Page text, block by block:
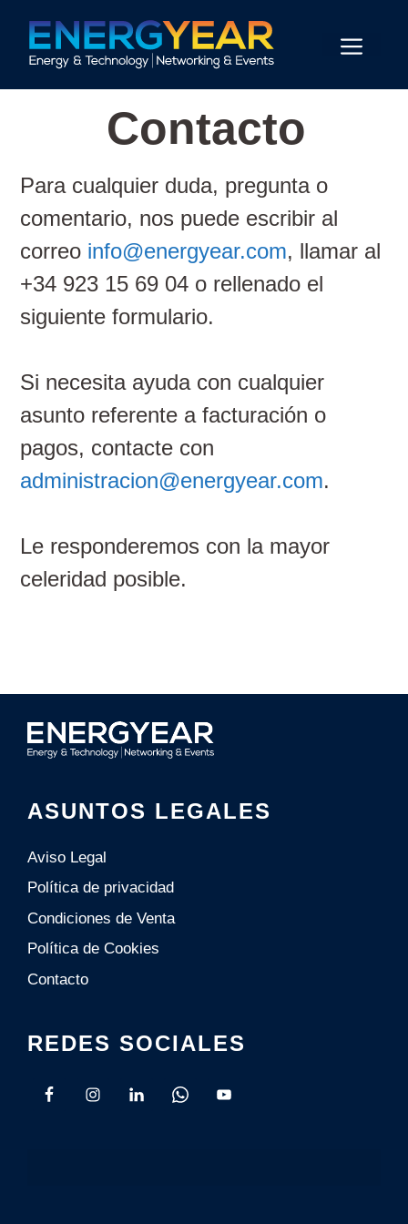
Contacto
Para cualquier duda, pregunta o
comentario, nos puede escribir al
correo info@energyear.com, llamar al
+34 923 15 69 04 o rellenado el
siguiente formulario.
Si necesita ayuda con cualquier
asunto referente a facturación o
pagos, contacte con
administracion@energyear.com.
Le responderemos con la mayor
celeridad posible.
ASUNTOS LEGALES
Aviso Legal
Política de privacidad
Condiciones de Venta
Polí­tica de Cookies
Contacto
REDES SOCIALES